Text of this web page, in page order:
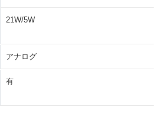
21W/5W
アナログ
有